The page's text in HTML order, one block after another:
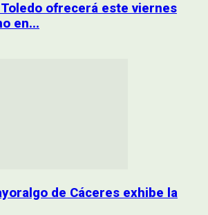
ofrecerá este viernes
en...
de Cáceres exhibe la